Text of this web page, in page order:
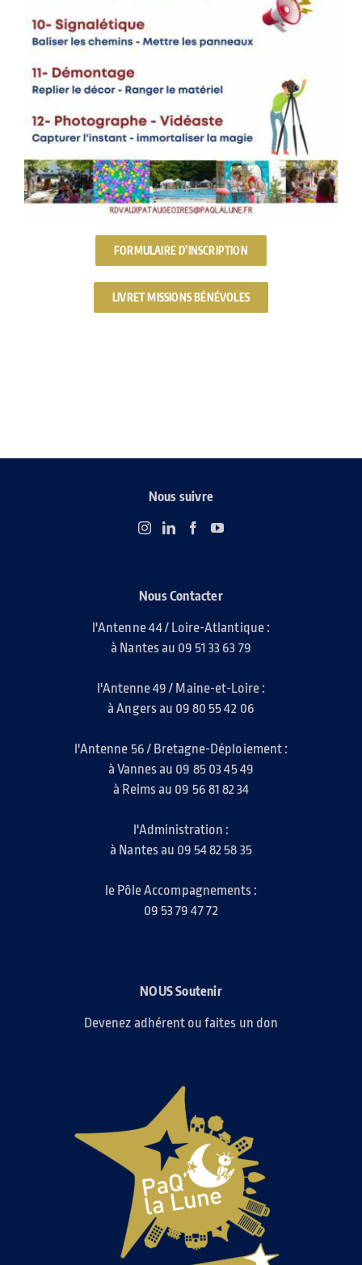
FORMULAIRE D’INSCRIPTION
LIVRET MISSIONS BÉNÉVOLES
Nous suivre
Nous Contacter
l'Antenne 44 / Loire-Atlantique :
à Nantes au 09 51 33 63 79
l'Antenne 49 / Maine-et-Loire :
à Angers au 09 80 55 42 06
l'Antenne 56 / Bretagne-Déploiement :
à Vannes au 09 85 03 45 49
à Reims au 09 56 81 82 34
l'Administration :
à Nantes au 09 54 82 58 35
le Pôle Accompagnements :
09 53 79 47 72
NOUS Soutenir
Devenez adhérent ou faites un don